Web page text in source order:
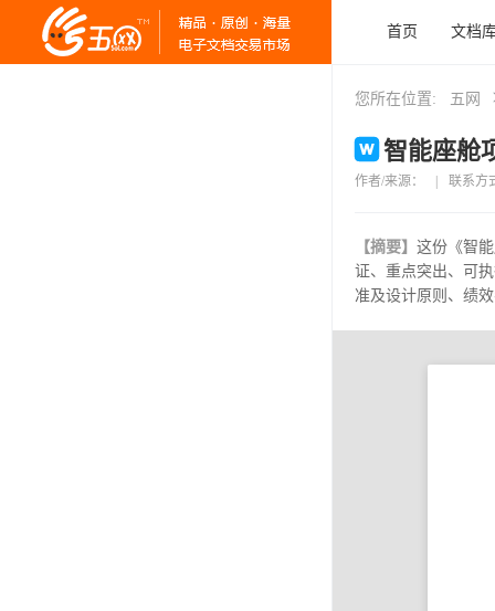
首页 文档
您所在位置: 五网
智能座舱
作者/来源： 联系方
【摘要】 这份《智
证、重点突出、可
准及设计原则、绩